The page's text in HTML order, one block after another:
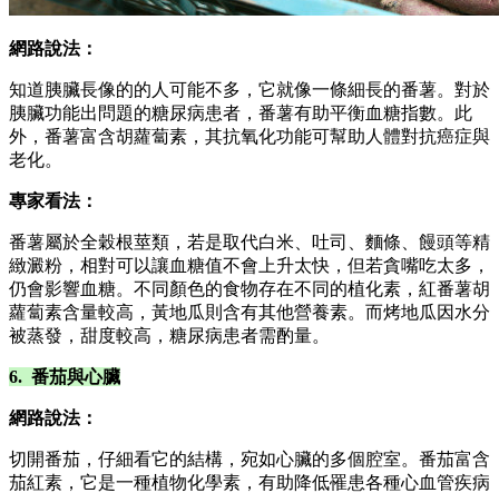
網路說法：
知道胰臟長像的的人可能不多，它就像一條細長的番薯。對於
胰臟功能出問題的糖尿病患者，番薯有助平衡血糖指數。此
外，番薯富含胡蘿蔔素，其抗氧化功能可幫助人體對抗癌症與
老化。
專家看法：
番薯屬於全穀根莖類，若是取代白米、吐司、麵條、饅頭等精
緻澱粉，相對可以讓血糖值不會上升太快，但若貪嘴吃太多，
仍會影響血糖。不同顏色的食物存在不同的植化素，紅番薯胡
蘿蔔素含量較高，黃地瓜則含有其他營養素。而烤地瓜因水分
被蒸發，甜度較高，糖尿病患者需酌量。
6. 番茄與心臟
網路說法：
切開番茄，仔細看它的結構，宛如心臟的多個腔室。番茄富含
茄紅素，它是一種植物化學素，有助降低罹患各種心血管疾病